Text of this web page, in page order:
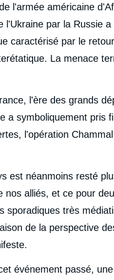
l'armée américaine
l'Ukraine par la Russie
caractérisé par le
La menace
l'ère des grands
a symboliquement pris
l'opération
est néanmoins resté
nos alliés, et ce pour
sporadiques très
de la perspective
événement passé,